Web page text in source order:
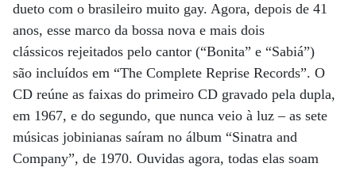
dueto com o brasileiro muito gay. Agora, depois de 41
anos, esse marco da bossa nova e mais dois
clássicos rejeitados pelo cantor (“Bonita” e “Sabiá”)
são incluídos em “The Complete Reprise Records”. O
CD reúne as faixas do primeiro CD gravado pela dupla,
em 1967, e do segundo, que nunca veio à luz – as sete
músicas jobinianas saíram no álbum “Sinatra and
Company”, de 1970. Ouvidas agora, todas elas soam